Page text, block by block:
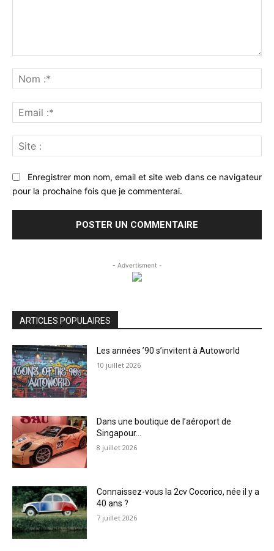
:*
:*
:
Enregistrer mon nom, email et site web dans ce navigateur
pour la prochaine fois que je commenterai.
- Advertisment -
ARTICLES POPULAIRES
Les années ’90 s’invitent à Autoworld
10 juillet 2026
Dans une boutique de l’aéroport de
Singapour…
8 juillet 2026
Connaissez-vous la 2cv Cocorico, née il y a
40 ans ?
7 juillet 2026